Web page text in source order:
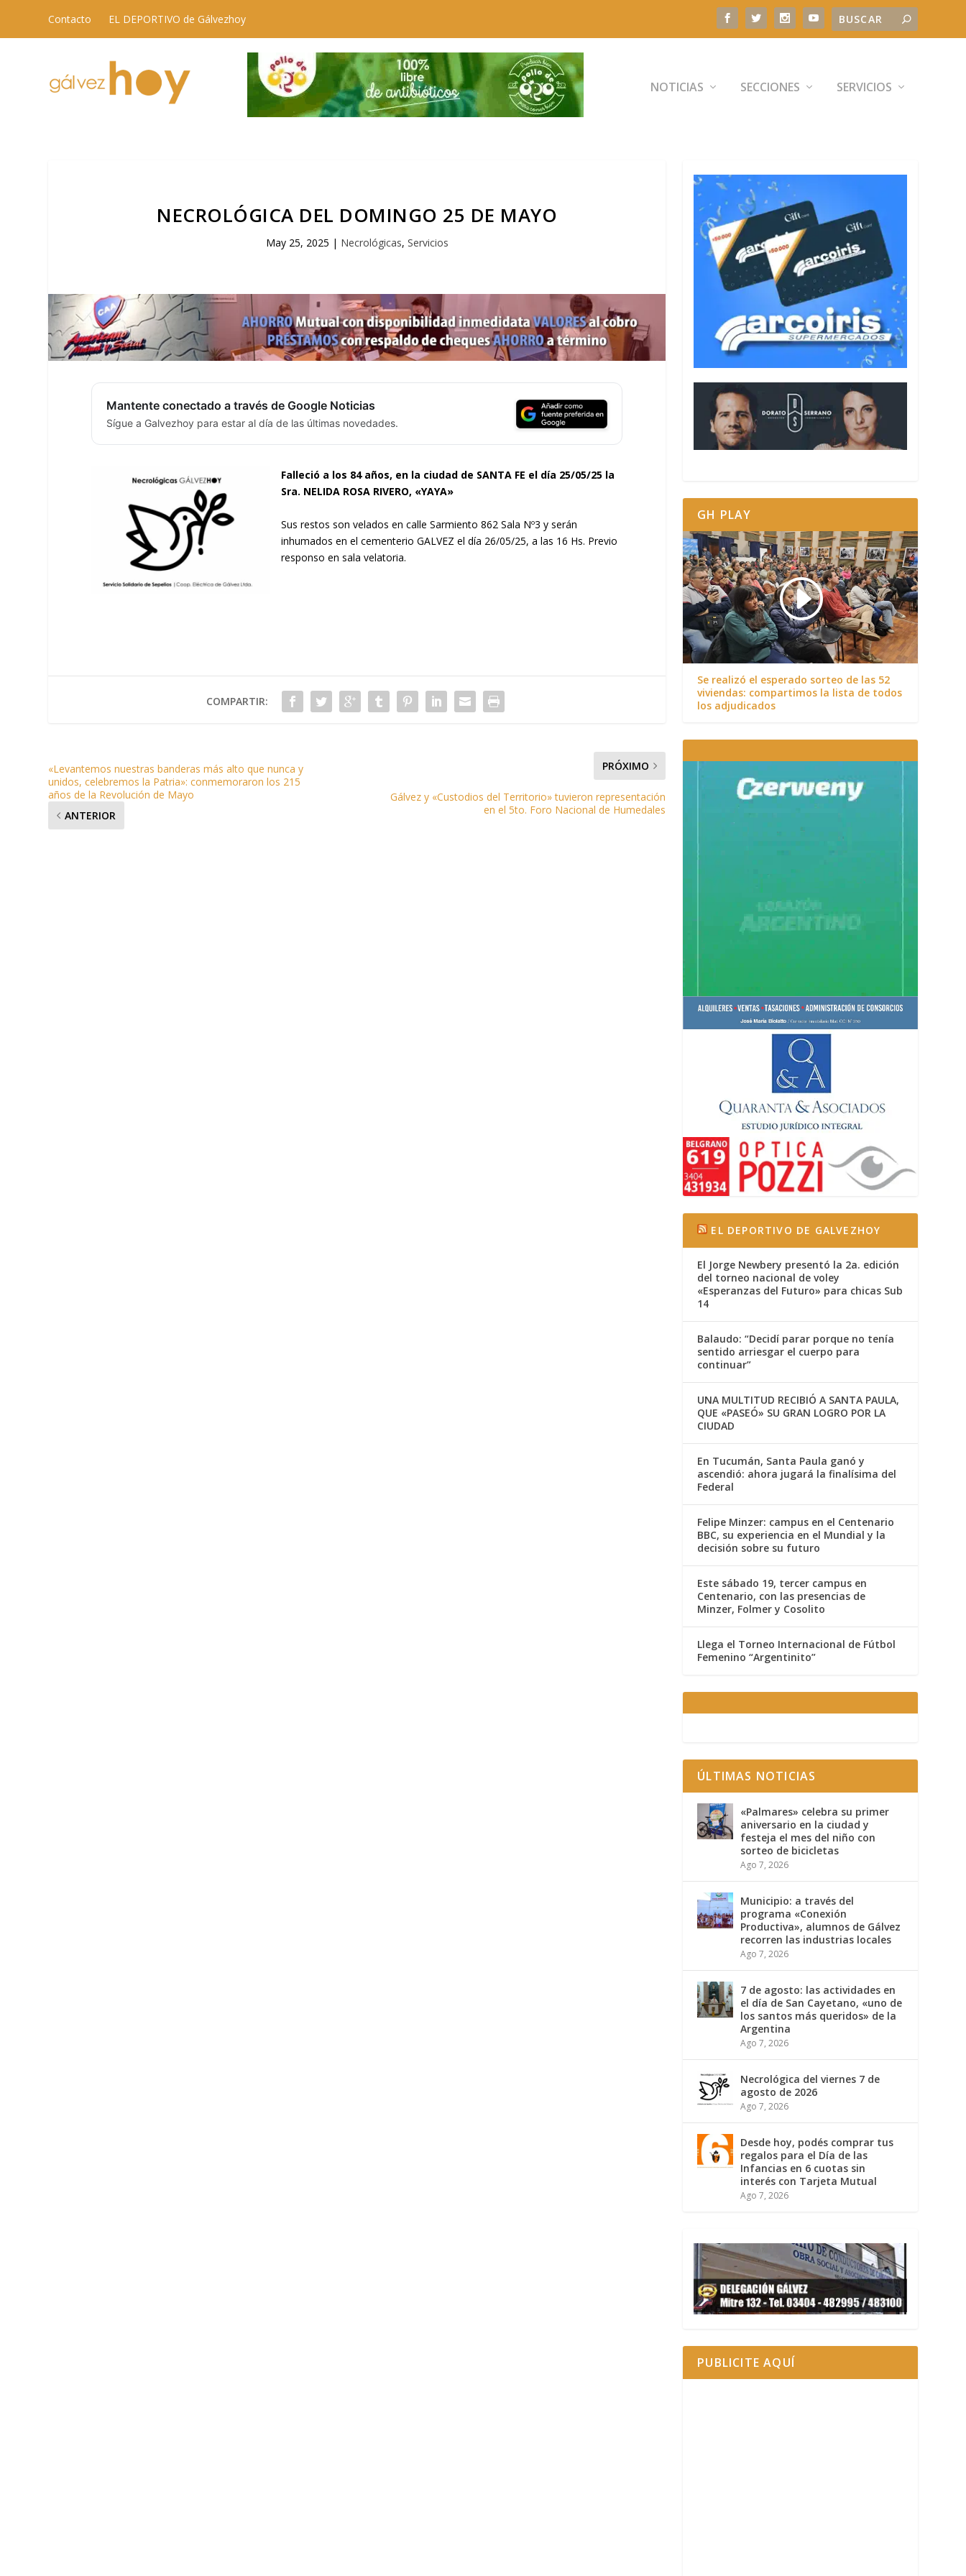
Contacto EL DEPORTIVO de Gálvezhoy
NOTICIAS SECCIONES SERVICIOS
NECROLÓGICA DEL DOMINGO 25 DE MAYO
May 25, 2025 | Necrológicas, Servicios
Mantente conectado a través de Google Noticias
Sígue a Galvezhoy para estar al día de las últimas novedades.
Falleció a los 84 años, en la ciudad de SANTA FE el día 25/05/25 la
Sra. NELIDA ROSA RIVERO, «YAYA»
Sus restos son velados en calle Sarmiento 862 Sala Nº3 y serán
inhumados en el cementerio GALVEZ el día 26/05/25, a las 16 Hs. Previo
responso en sala velatoria.
COMPARTIR:
«Levantemos nuestras banderas más alto que nunca y
unidos, celebremos la Patria»: conmemoraron los 215
años de la Revolución de Mayo
ANTERIOR
PRÓXIMO
Gálvez y «Custodios del Territorio» tuvieron representación
en el 5to. Foro Nacional de Humedales
GH PLAY
Se realizó el esperado sorteo de las 52
viviendas: compartimos la lista de todos
los adjudicados
EL DEPORTIVO DE GALVEZHOY
El Jorge Newbery presentó la 2a. edición
del torneo nacional de voley
«Esperanzas del Futuro» para chicas Sub
14
Balaudo: “Decidí parar porque no tenía
sentido arriesgar el cuerpo para
continuar”
UNA MULTITUD RECIBIÓ A SANTA PAULA,
QUE «PASEÓ» SU GRAN LOGRO POR LA
CIUDAD
En Tucumán, Santa Paula ganó y
ascendió: ahora jugará la finalísima del
Federal
Felipe Minzer: campus en el Centenario
BBC, su experiencia en el Mundial y la
decisión sobre su futuro
Este sábado 19, tercer campus en
Centenario, con las presencias de
Minzer, Folmer y Cosolito
Llega el Torneo Internacional de Fútbol
Femenino “Argentinito”
ÚLTIMAS NOTICIAS
«Palmares» celebra su primer
aniversario en la ciudad y
festeja el mes del niño con
sorteo de bicicletas
Ago 7, 2026
Municipio: a través del
programa «Conexión
Productiva», alumnos de Gálvez
recorren las industrias locales
Ago 7, 2026
7 de agosto: las actividades en
el día de San Cayetano, «uno de
los santos más queridos» de la
Argentina
Ago 7, 2026
Necrológica del viernes 7 de
agosto de 2026
Ago 7, 2026
Desde hoy, podés comprar tus
regalos para el Día de las
Infancias en 6 cuotas sin
interés con Tarjeta Mutual
Ago 7, 2026
PUBLICITE AQUÍ